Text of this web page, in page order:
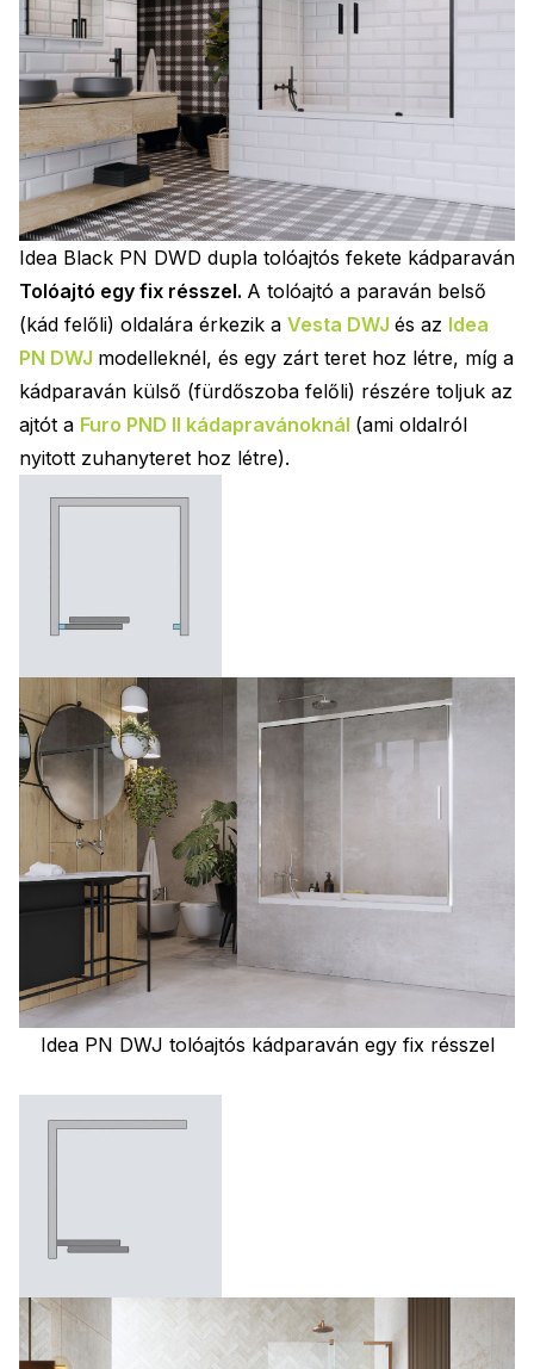
Idea Black PN DWD dupla tolóajtós fekete kádparaván
Tolóajtó egy fix résszel. A tolóajtó a paraván belső
(kád felőli) oldalára érkezik a Vesta DWJ és az Idea
PN DWJ modelleknél, és egy zárt teret hoz létre, míg a
kádparaván külső (fürdőszoba felőli) részére toljuk az
ajtót a Furo PND II kádapravánoknál (ami oldalról
nyitott zuhanyteret hoz létre).
Idea PN DWJ tolóajtós kádparaván egy fix résszel